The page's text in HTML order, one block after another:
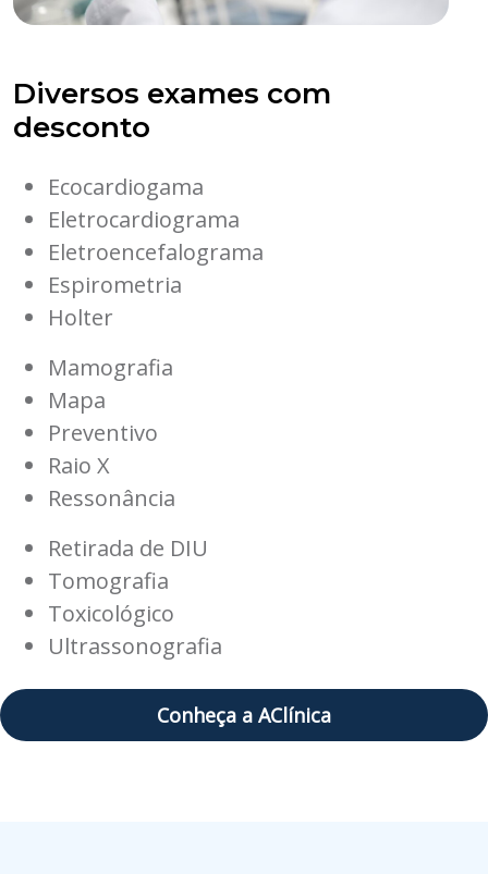
Diversos exames com
desconto
Ecocardiogama
Eletrocardiograma
Eletroencefalograma
Espirometria
Holter
Mamografia
Mapa
Preventivo
Raio X
Ressonância
Retirada de DIU
Tomografia
Toxicológico
Ultrassonografia
Conheça a AClínica